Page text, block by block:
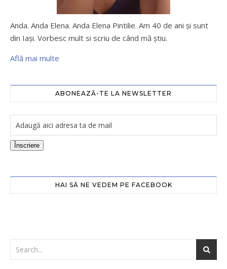
Anda. Anda Elena. Anda Elena Pintilie. Am 40 de ani şi sunt
din Iaşi. Vorbesc mult si scriu de când mă ştiu.
Află mai multe
ABONEAZĂ-TE LA NEWSLETTER
Înscriere
HAI SĂ NE VEDEM PE FACEBOOK